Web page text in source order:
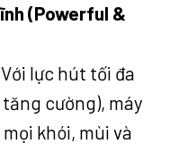
(Powerful &
Với lực hút tối đa
cường), máy
khói, mùi và